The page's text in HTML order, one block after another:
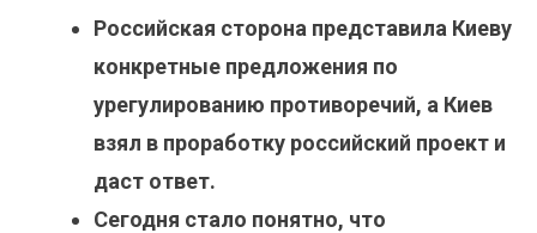
Российская сторона представила Киеву
конкретные предложения по
урегулированию противоречий, а Киев
взял в проработку российский проект и
даст ответ.
Сегодня стало понятно, что